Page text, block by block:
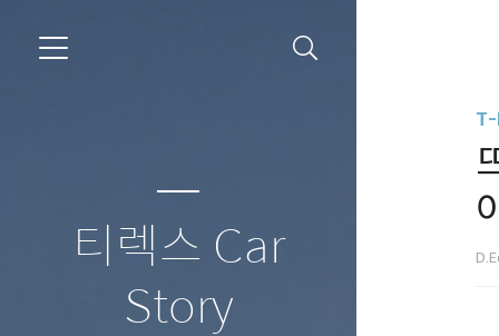
티렉스 Car
Story
T-